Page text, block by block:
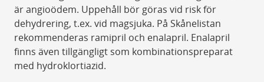
är angioödem. Uppehåll bör göras vid risk för
dehydrering, t.ex. vid magsjuka. På Skånelistan
rekommenderas ramipril och enalapril. Enalapril
finns även tillgängligt som kombinationspreparat
med hydroklortiazid.